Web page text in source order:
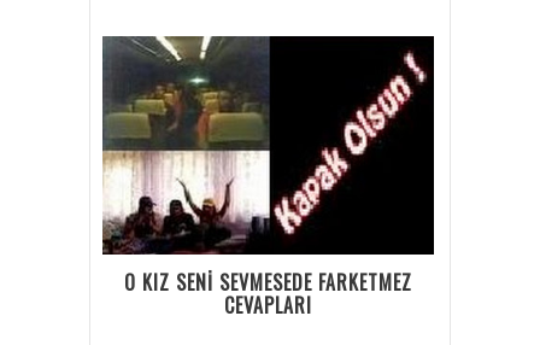
O KIZ SENİ SEVMESEDE FARKETMEZ
CEVAPLARI